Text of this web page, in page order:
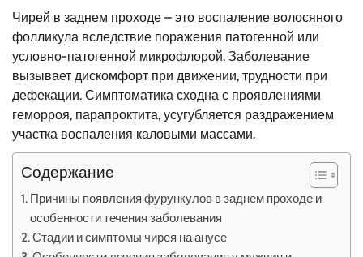
Чирей в заднем проходе – это воспаление волосяного
фолликула вследствие поражения патогенной или
условно-патогенной микрофлорой. Заболевание
вызывает дискомфорт при движении, трудности при
дефекации. Симптоматика сходна с проявлениями
геморроя, парапроктита, усугубляется раздражением
участка воспаления каловыми массами.
Содержание
Причины появления фурункулов в заднем проходе и
особенности течения заболевания
Стадии и симптомы чирея на анусе